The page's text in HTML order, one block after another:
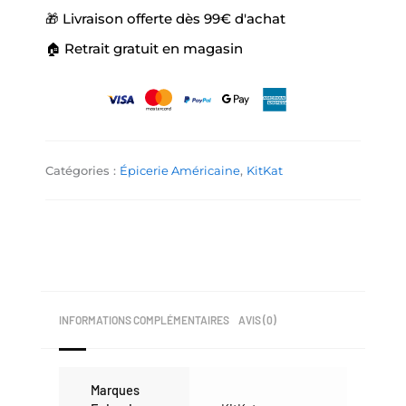
🎁 Livraison offerte dès 99€ d'achat
🏠 Retrait gratuit en magasin
Catégories : Épicerie Américaine, KitKat
INFORMATIONS COMPLÉMENTAIRES AVIS (0)
Marques